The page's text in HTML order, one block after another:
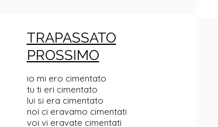
TRAPASSATO
PROSSIMO
io mi ero cimentato
tu ti eri cimentato
lui si era cimentato
noi ci eravamo cimentati
voi vi eravate cimentati